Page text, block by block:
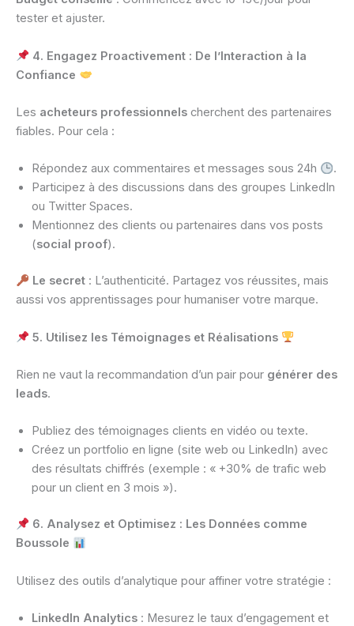
tester et ajuster.
4. Engagez Proactivement : De l’Interaction à la
Confiance
Les acheteurs professionnels cherchent des partenaires
fiables. Pour cela :
Répondez aux commentaires et messages sous 24h
.
Participez à des discussions dans des groupes LinkedIn
ou Twitter Spaces.
Mentionnez des clients ou partenaires dans vos posts
(social proof).
Le secret: L’authenticité. Partagez vos réussites, mais
aussi vos apprentissages pour humaniser votre marque.
5. Utilisez les Témoignages et Réalisations
Rien ne vaut la recommandation d’un pair pour générer des
leads.
Publiez des témoignages clients en vidéo ou texte.
Créez un portfolio en ligne (site web ou LinkedIn) avec
des résultats chiffrés (exemple : « +30% de trafic web
pour un client en 3 mois »).
6. Analysez et Optimisez : Les Données comme
Boussole
Utilisez des outils d’analytique pour affiner votre stratégie :
LinkedIn Analytics : Mesurez le taux d’engagement et